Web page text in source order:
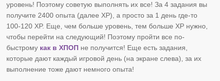
уровень! Поэтому советую выполнять их все! За 4 задания вы
получите 2400 опыта (далее XP), а просто за 1 день где-то
100-120 XP. Еще, чем больше уровень, тем больше XP нужно,
чтобы перейти на следующий! Поэтому пройти все по-
быстрому как в ХПОП не получится! Еще есть задания,
которые дают каждый игровой день (на экране слева), за их
выполнение тоже дают немного опыта!